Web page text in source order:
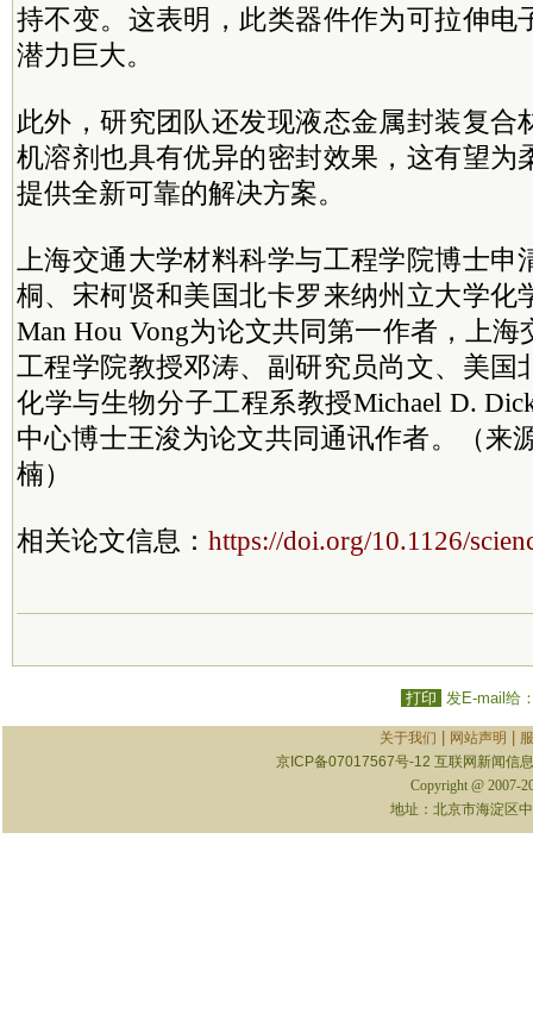
持不变。这表明，此类器件作为可拉伸电
潜力巨大。
此外，研究团队还发现液态金属封装复合
机溶剂也具有优异的密封效果，这有望为
提供全新可靠的解决方案。
上海交通大学材料科学与工程学院博士
桐、宋柯贤和美国北卡罗来纳州立大学化
Man Hou Vong为论文共同第一作者，上
工程学院教授邓涛、副研究员尚文、美国
化学与生物分子工程系教授Michael D.
中心博士王浚为论文共同通讯作者。（来
楠）
相关论文信息： https://doi.org/10.1126/
打印 发E-mail给
关于我们 网站声明
京ICP备07017567号-12 互联网新闻信
Copyright @ 2007-
地址：北京市海淀区